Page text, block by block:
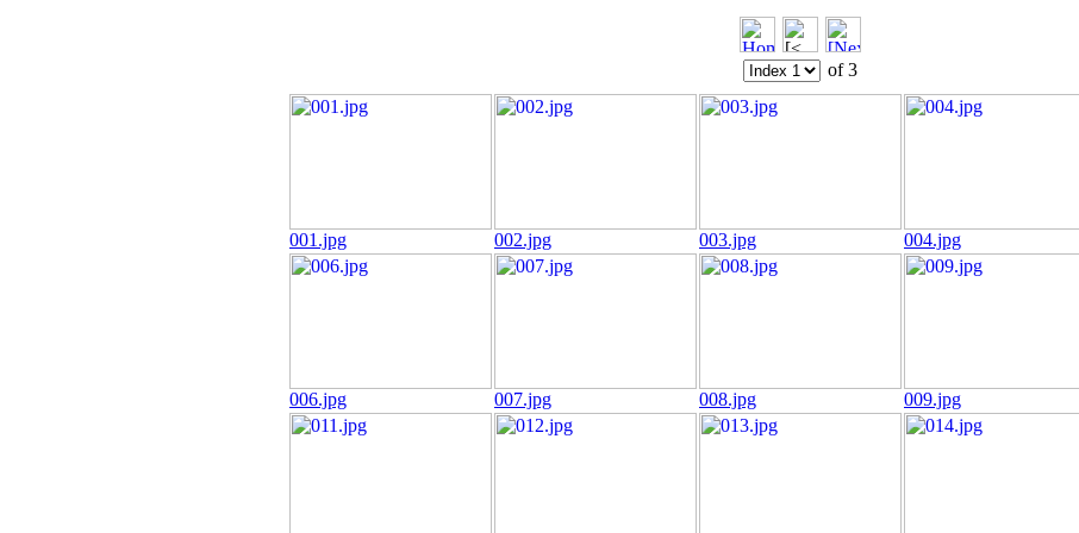
of 3
001.jpg 002.jpg 003.jpg 004.jpg
006.jpg 007.jpg 008.jpg 009.jpg